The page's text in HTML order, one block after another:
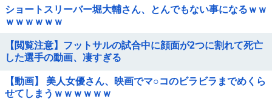
ショートスリーバー堀大輔さん、とんでもない事になるｗｗ
ｗｗｗｗｗｗ
【閲覧注意】フットサルの試合中に顔面が2つに割れて死亡
した選手の動画、凄すぎる
【動画】 美人女優さん、映画でマ○コのビラビラまでめくら
せてしまうｗｗｗｗｗｗ